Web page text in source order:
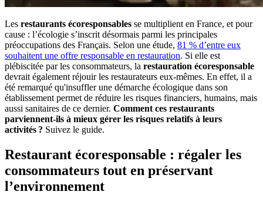
Les restaurants écoresponsables se multiplient en France, et pour
cause : l’écologie s’inscrit désormais parmi les principales
préoccupations des Français. Selon une étude, 81 % d’entre eux
souhaitent une offre responsable en restauration. Si elle est
plébiscitée par les consommateurs, la restauration écoresponsable
devrait également réjouir les restaurateurs eux-mêmes. En effet, il a
été remarqué qu'insuffler une démarche écologique dans son
établissement permet de réduire les risques financiers, humains, mais
aussi sanitaires de ce dernier. Comment ces restaurants
parviennent-ils à mieux gérer les risques relatifs à leurs
activités ? Suivez le guide.
Restaurant écoresponsable : régaler les
consommateurs tout en préservant
l’environnement